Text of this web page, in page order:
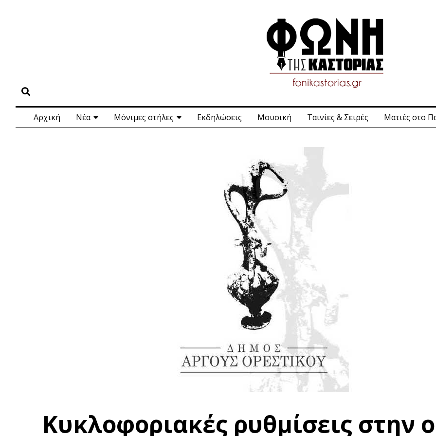
Αρχική Νέα Μόνιμες στήλες Εκδηλώσεις Μουσική Ταινίες & Σειρές Ματιές στο
Κυκλοφοριακές ρυθμίσεις στην